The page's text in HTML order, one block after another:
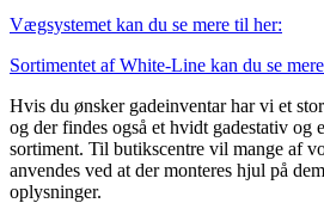
Vægsystemet kan du se mere til her:
Sortimentet af White-Line kan du se
Hvis du ønsker gadeinventar har vi et
og der findes også et hvidt gadestativ og
sortiment. Til butikscentre vil mange af
anvendes ved at der monteres hjul på
oplysninger.